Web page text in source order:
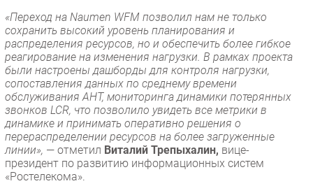
«Переход на Naumen WFM позволил нам не только
сохранить высокий уровень планирования и
распределения ресурсов, но и обеспечить более гибкое
реагирование на изменения нагрузки. В рамках проекта
были настроены дашборды для контроля нагрузки,
сопоставления данных по среднему времени
обслуживания AHT, мониторинга динамики потерянных
звонков LCR, что позволило увидеть все метрики в
динамике и принимать оперативно решения о
перераспределении ресурсов на более загруженные
линии», — отметил Виталий Трепыхалин, вице-
президент по развитию информационных систем
«Ростелекома».